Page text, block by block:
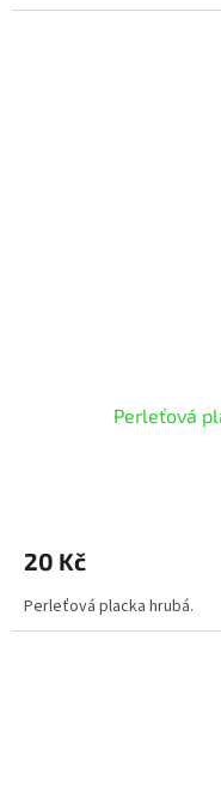
Perleťová
20 Kč
Perleťová placka hrubá.